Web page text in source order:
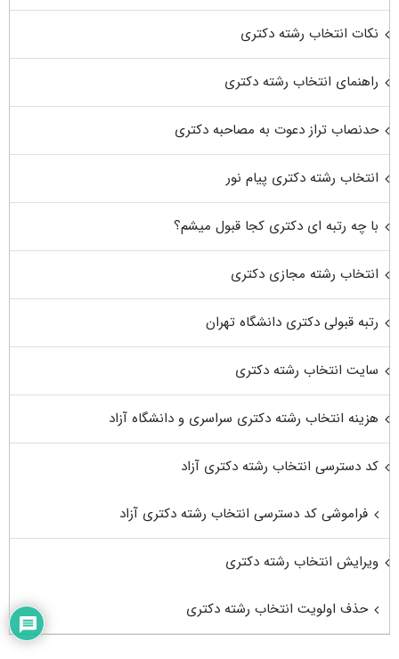
نکات انتخاب رشته دکتری
راهنمای انتخاب رشته دکتری
حدنصاب تراز دعوت به مصاحبه دکتری
انتخاب رشته دکتری پیام نور
با چه رتبه ای دکتری کجا قبول میشم؟
انتخاب رشته مجازی دکتری
رتبه قبولی دکتری دانشگاه تهران
سایت انتخاب رشته دکتری
هزینه انتخاب رشته دکتری سراسری و دانشگاه آزاد
کد دسترسی انتخاب رشته دکتری آزاد
فراموشی کد دسترسی انتخاب رشته دکتری آزاد
ویرایش انتخاب رشته دکتری
حذف اولویت انتخاب رشته دکتری